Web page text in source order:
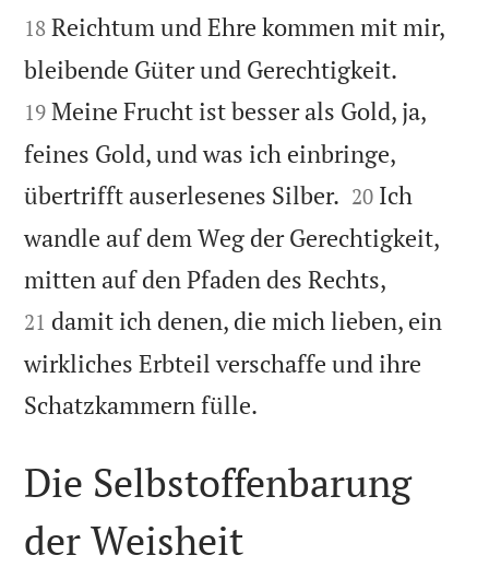
18 Reichtum und Ehre kommen mit mir,
bleibende Güter und Gerechtigkeit.
19 Meine Frucht ist besser als Gold, ja,
feines Gold, und was ich einbringe,
übertrifft auserlesenes Silber. 

20 Ich
wandle auf dem Weg der Gerechtigkeit,
mitten auf den Pfaden des Rechts,
21 damit ich denen, die mich lieben, ein
wirkliches Erbteil verschaffe und ihre
Schatzkammern fülle.
Die Selbstoffenbarung
der Weisheit